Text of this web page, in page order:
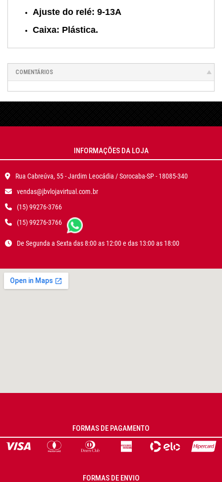
Ajuste do relé: 9-13A
Caixa: Plástica.
COMENTÁRIOS
INFORMAÇÕES DA LOJA
Rua Cabreúva, 55 - Jardim Leocádia / Sorocaba-SP - 18085-340
vendas@jbvlojavirtual.com.br
(15) 99276-3766
(15) 99276-3766
De Segunda a Sexta das 8:00 as 12:00 e das 13:00 as 18:00
FORMAS DE PAGAMENTO
FORMAS DE ENVIO